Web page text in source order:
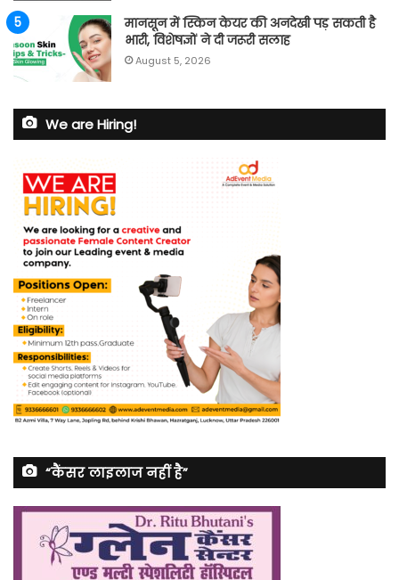
मानसून में स्किन केयर की अनदेखी पड़ सकती है
भारी, विशेषज्ञों ने दी जरूरी सलाह
August 5, 2026
We are Hiring!
“कैंसर लाइलाज नहीं है”